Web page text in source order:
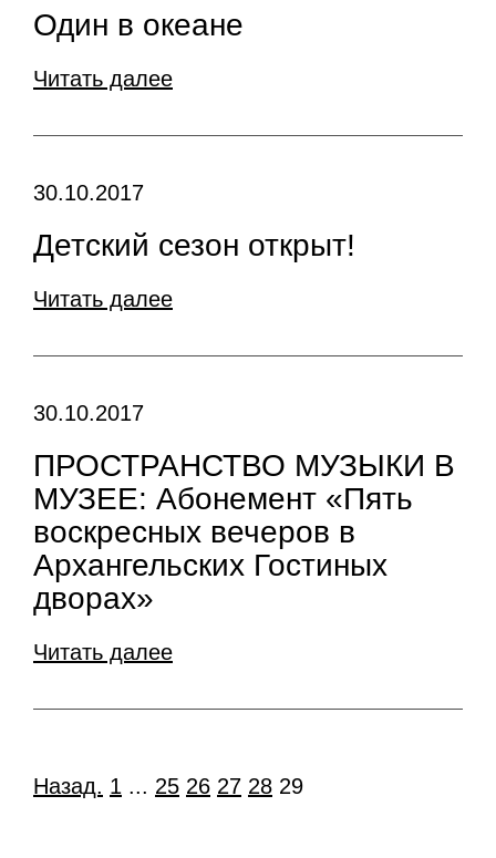
Один в океане
Читать далее
30.10.2017
Детский сезон открыт!
Читать далее
30.10.2017
ПРОСТРАНСТВО МУЗЫКИ В
МУЗЕЕ: Абонемент «Пять
воскресных вечеров в
Архангельских Гостиных
дворах»
Читать далее
Назад. 1 ... 25 26 27 28 29